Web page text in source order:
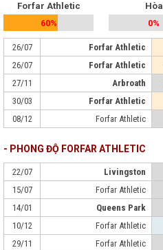
Forfar Athletic
60%
Hòa
0%
26/07 Forfar Athletic
26/07
Forfar Athletic
27/11
Arbroath
30/03
Forfar Athletic
08/12
Forfar Athletic
- PHONG ĐỘ FORFAR ATHLETIC
22/07 Livingston
15/07
Forfar Athletic
14/01
Queens Park
10/12
Forfar Athletic
29/11
Forfar Athletic